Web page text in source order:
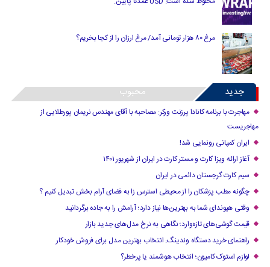
مرغ ۸۰ هزار تومانی آمد/ مرغ ارزان را از کجا بخریم؟
جدید محبوب
مهاجرت با برنامه کانادا پرزنت ورکر: مصاحبه با آقای مهندس نریمان پورطلایی از
مهاجریست
ایران کمپانی رونمایی شد!
آغاز ارائه ویزا کارت و مستر کارت در ایران از شهریور ۱۴۰۱
سیم کارت گرجستان دائمی در ایران
چگونه مطب پزشکان را از محیطی استرس زا به فضای آرام بخش تبدیل کنیم ؟
وقتی هیوندای شما به بهترین‌ها نیاز دارد؛ آرامش را به جاده برگردانید
قیمت گوشی‌های تازه‌وارد؛ نگاهی به نرخ مدل‌های جدید بازار
راهنمای خرید دستگاه وندینگ: انتخاب بهترین مدل برای فروش خودکار
لوازم استوک کامیون؛ انتخاب هوشمند یا پرخطر؟